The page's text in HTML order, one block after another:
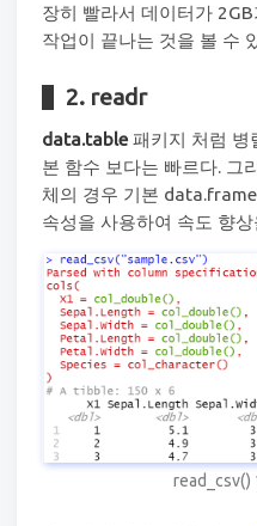
장히 빨라서 데이터가
작업이 끝나는 것을 볼 수
2. readr
data.table 패키지 처럼 병
본 함수 보다는 빠르다. 그
체의 경우 기본
속성을 사용하여 속도 향
read_csv()